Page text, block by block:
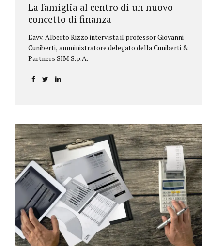
La famiglia al centro di un nuovo
concetto di finanza
L'avv. Alberto Rizzo intervista il professor Giovanni
Cuniberti, amministratore delegato della Cuniberti &
Partners SIM S.p.A.